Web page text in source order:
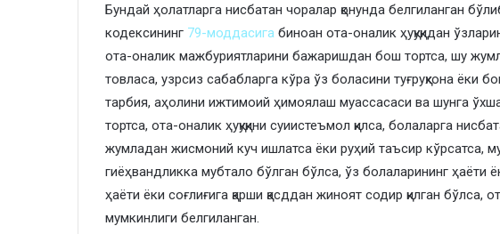
Бундай ҳолатларга нисбатан чоралар қонунда белгиланган
кодексининг 79-моддасига биноан ота-оналик ҳуқуқидан
ота-оналик мажбуриятларини бажаришдан бош тортса, шу
товласа, узрсиз сабабларга кўра ўз боласини туғруқхона ёки
тарбия, аҳолини ижтимоий ҳимоялаш муассасаси ва шунга
тортса, ота-оналик ҳуқуқини суиистеъмол қилса, болаларга
жумладан жисмоний куч ишлатса ёки руҳий таъсир кўрсатса,
гиёҳвандликка мубтало бўлган бўлса, ўз болаларининг ҳаёти
ҳаёти ёки соғлиғига қарши қасддан жиноят содир қилган бўлса,
мумкинлиги белгиланган.